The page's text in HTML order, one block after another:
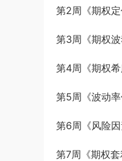
第2周《期权
第3周《期权
第4周《期权
第5周《波动
第6周《风险
第7周《期权